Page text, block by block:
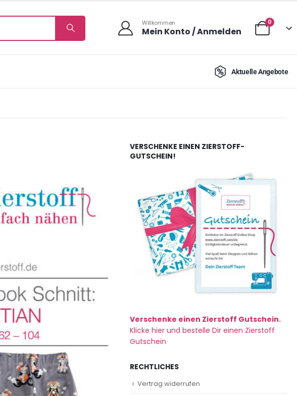
Willkommen
Mein Konto / Anmelden
0
Aktuelle Angebote
VERSCHENKE EINEN ZIERSTOFF-
GUTSCHEIN!
Verschenke einen Zierstoff Gutschein.
Klicke hier und bestelle Dir einen Zierstoff
Gutschein
RECHTLICHES
Vertrag widerrufen